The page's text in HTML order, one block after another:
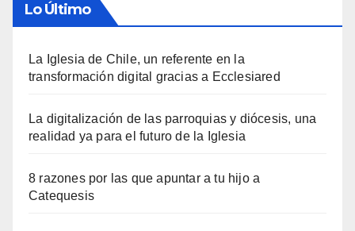
Lo Último
La Iglesia de Chile, un referente en la
transformación digital gracias a Ecclesiared
La digitalización de las parroquias y diócesis, una
realidad ya para el futuro de la Iglesia
8 razones por las que apuntar a tu hijo a
Catequesis